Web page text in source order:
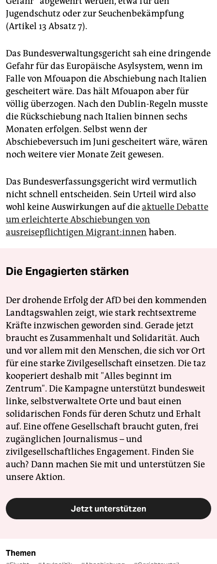
Jugendschutz oder zur Seuchenbekämpfung
(Artikel 13 Absatz 7).
Das Bundesverwaltungsgericht sah eine dringende
Gefahr für das Europäische Asylsystem, wenn im
Falle von Mfouapon die Abschiebung nach Italien
gescheitert wäre. Das hält Mfouapon aber für
völlig überzogen. Nach den Dublin-Regeln musste
die Rückschiebung nach Italien binnen sechs
Monaten erfolgen. Selbst wenn der
Abschiebeversuch im Juni gescheitert wäre, wären
noch weitere vier Monate Zeit gewesen.
Das Bundesverfassungsgericht wird vermutlich
nicht schnell entscheiden. Sein Urteil wird also
wohl keine Auswirkungen auf dieaktuelle Debatte
um erleichterte Abschiebungen von
ausreisepflichtigen Mi­gran­t:in­nen haben.
Die Engagierten stärken
Der drohende Erfolg der AfD bei den kommenden
Landtagswahlen zeigt, wie stark rechtsextreme
Kräfte inzwischen geworden sind. Gerade jetzt
braucht es Zusammenhalt und Solidarität. Auch
und vor allem mit den Menschen, die sich vor Ort
für eine starke Zivilgesellschaft einsetzen. Die taz
kooperiert deshalb mit "Alles beginnt im
Zentrum". Die Kampagne unterstützt bundesweit
linke, selbstverwaltete Orte und baut einen
solidarischen Fonds für deren Schutz und Erhalt
auf. Eine offene Gesellschaft braucht guten, frei
zugänglichen Journalismus – und
zivilgesellschaftliches Engagement. Finden Sie
auch? Dann machen Sie mit und unterstützen Sie
unsere Aktion.
Jetzt unterstützen
Themen